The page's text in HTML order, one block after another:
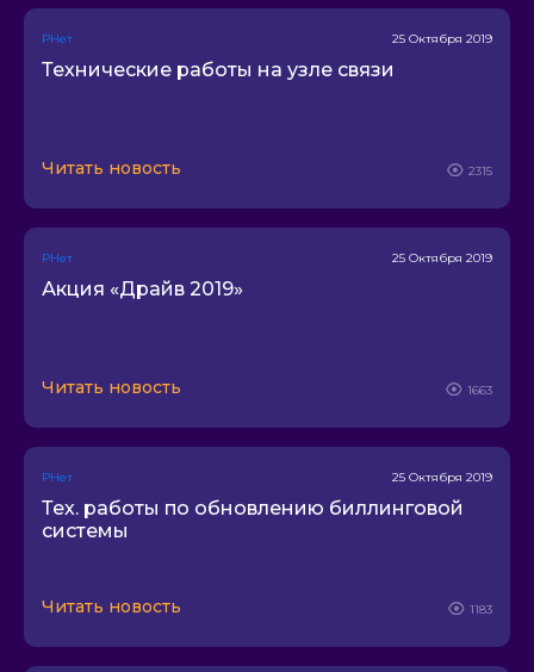
АйЛан
AviaNet
GeneralNet
Позитив телеком
ОТКРЫТИЕ-Информ
КиберНет
Юнет Телеком
SeeTV
Альфа-Телеком
ТВ-ИКС
LUX телеком
Ютелком
РНет 25 Октября 2019
Технические работы на узле связи
Читать новость 2315
РНет 25 Октября 2019
Акция «Драйв 2019»
Читать новость 1663
РНет 25 Октября 2019
Тех. работы по обновлению биллинговой
системы
Читать новость 1183